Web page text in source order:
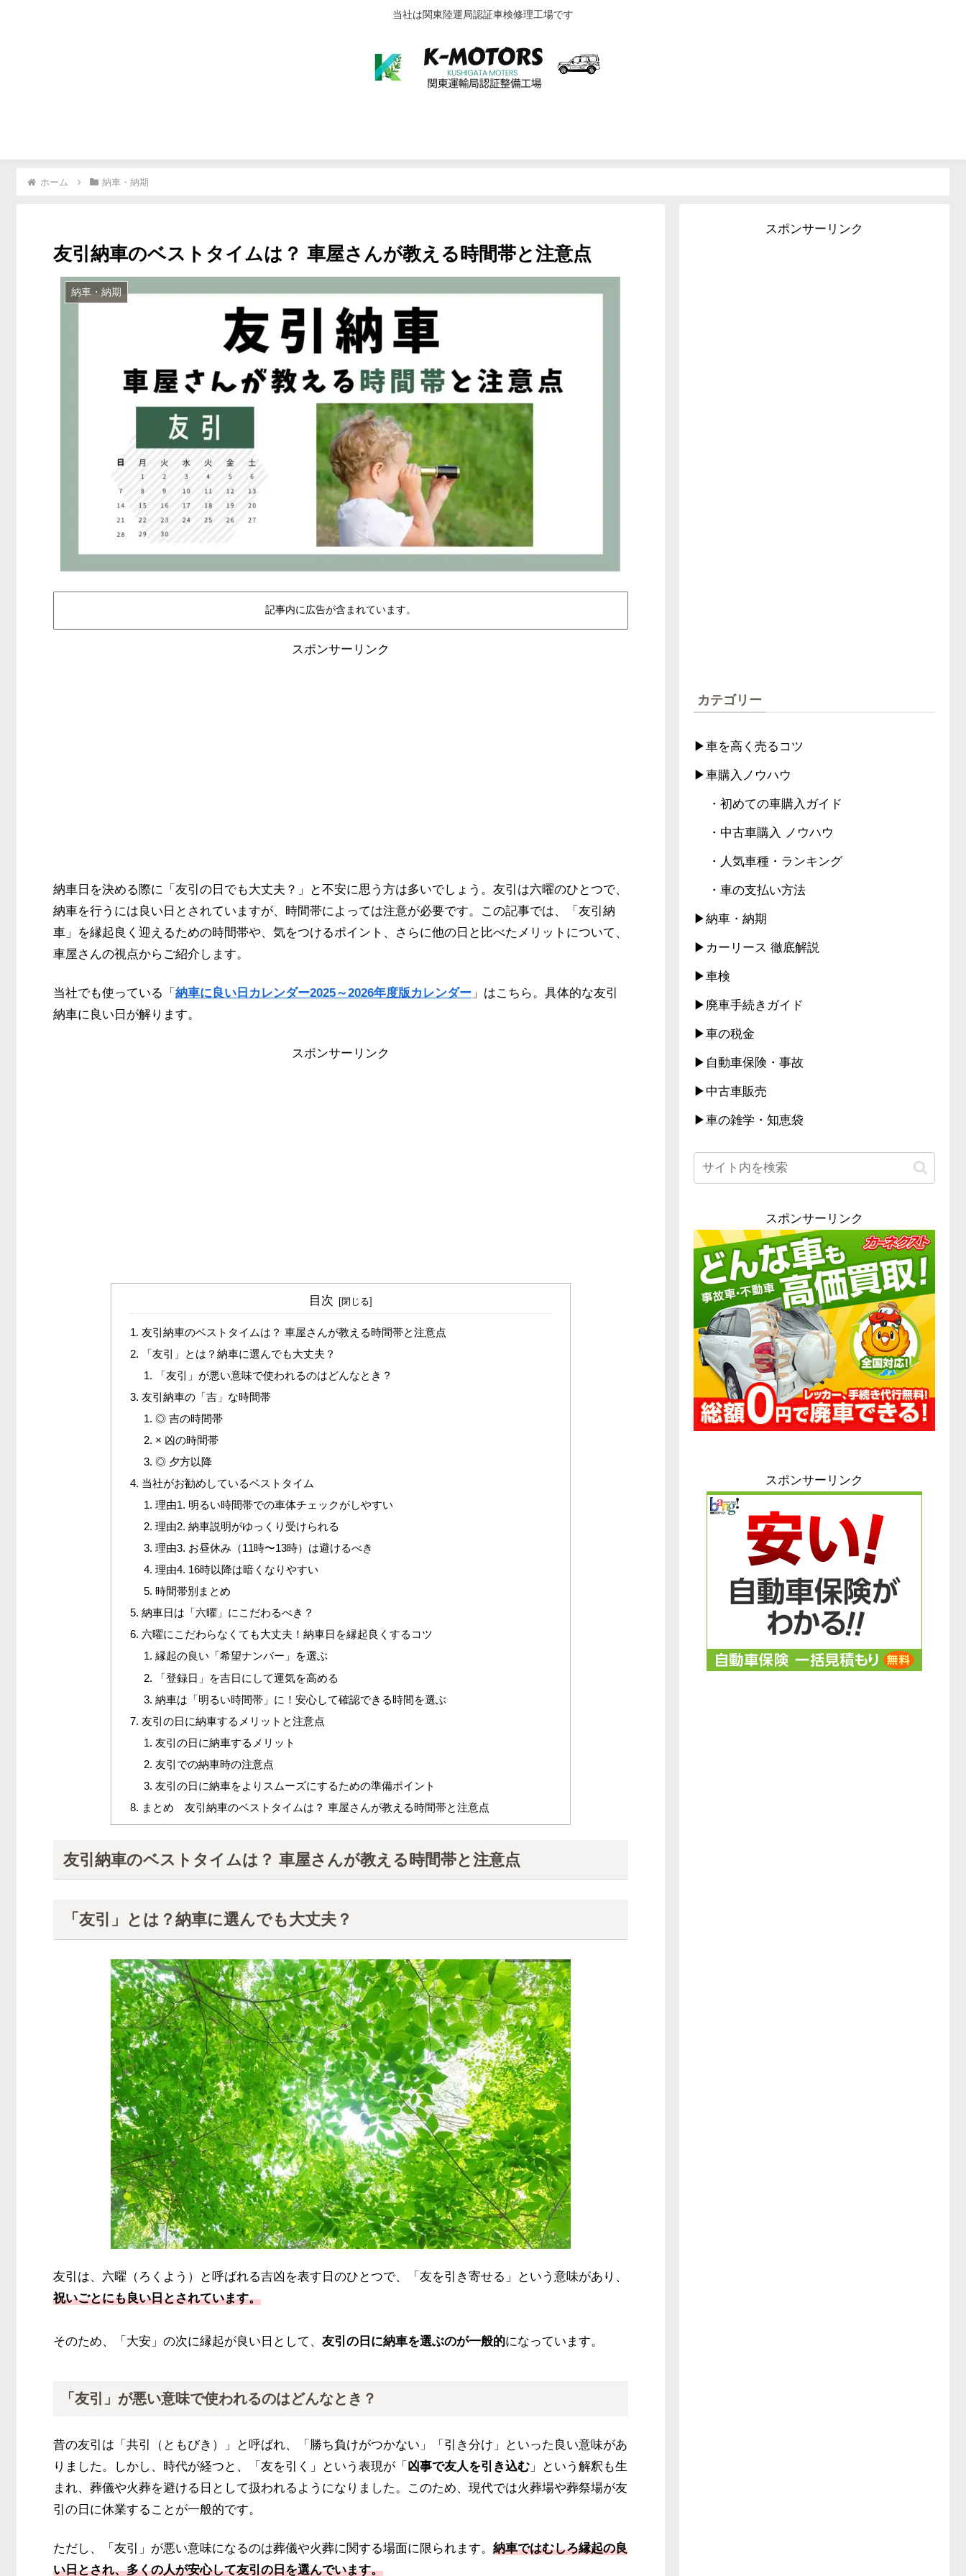
当社は関東陸運局認証車検修理工場です
ホーム 納車・納期
友引納車のベストタイムは？ 車屋さんが教える時間帯と注意点
納車・納期
記事内に広告が含まれています。
スポンサーリンク
納車日を決める際に「友引の日でも大丈夫？」と不安に思う方は多いでしょう。友引は六曜のひとつで、
納車を行うには良い日とされていますが、時間帯によっては注意が必要です。この記事では、「友引納
車」を縁起良く迎えるための時間帯や、気をつけるポイント、さらに他の日と比べたメリットについて、
車屋さんの視点からご紹介します。
当社でも使っている「 納車に良い日カレンダー2025～2026年度版カレンダー 」はこちら。具体的な友引
納車に良い日が解ります。
スポンサーリンク
目次
友引納車のベストタイムは？ 車屋さんが教える時間帯と注意点
「友引」とは？納車に選んでも大丈夫？
「友引」が悪い意味で使われるのはどんなとき？
友引納車の「吉」な時間帯
◎ 吉の時間帯
× 凶の時間帯
◎ 夕方以降
当社がお勧めしているベストタイム
理由1. 明るい時間帯での車体チェックがしやすい
理由2. 納車説明がゆっくり受けられる
理由3. お昼休み（11時〜13時）は避けるべき
理由4. 16時以降は暗くなりやすい
時間帯別まとめ
納車日は「六曜」にこだわるべき？
六曜にこだわらなくても大丈夫！納車日を縁起良くするコツ
縁起の良い「希望ナンバー」を選ぶ
「登録日」を吉日にして運気を高める
納車は「明るい時間帯」に！安心して確認できる時間を選ぶ
友引の日に納車するメリットと注意点
友引の日に納車するメリット
友引での納車時の注意点
友引の日に納車をよりスムーズにするための準備ポイント
まとめ 友引納車のベストタイムは？ 車屋さんが教える時間帯と注意点
友引納車のベストタイムは？ 車屋さんが教える時間帯と注意点
「友引」とは？納車に選んでも大丈夫？
友引は、六曜（ろくよう）と呼ばれる吉凶を表す日のひとつで、「友を引き寄せる」という意味があり、
祝いごとにも良い日とされています。
そのため、「大安」の次に縁起が良い日として、 友引の日に納車を選ぶのが一般的になっています。
「友引」が悪い意味で使われるのはどんなとき？
昔の友引は「共引（ともびき）」と呼ばれ、「勝ち負けがつかない」「引き分け」といった良い意味があ
りました。しかし、時代が経つと、「友を引く」という表現が「 凶事で友人を引き込む 」という解釈も生
まれ、葬儀や火葬を避ける日として扱われるようになりました。このため、現代では火葬場や葬祭場が友
引の日に休業することが一般的です。
ただし、「友引」が悪い意味になるのは葬儀や火葬に関する場面に限られます。 納車ではむしろ縁起の良
い日とされ、多くの人が安心して友引の日を選んでいます。
スポンサーリンク
カテゴリー
▶車を高く売るコツ
▶車購入ノウハウ
・初めての車購入ガイド
・中古車購入 ノウハウ
・人気車種・ランキング
・車の支払い方法
▶納車・納期
▶カーリース 徹底解説
▶車検
▶廃車手続きガイド
▶車の税金
▶自動車保険・事故
▶中古車販売
▶車の雑学・知恵袋
スポンサーリンク
スポンサーリンク